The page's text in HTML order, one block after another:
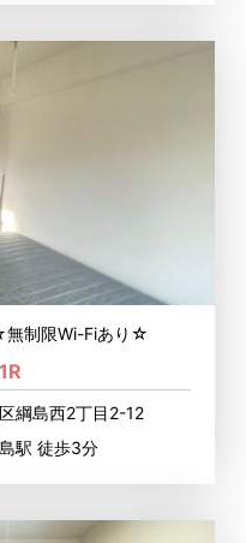
無制限Wi-Fiあり☆
1R
綱島西2丁目2-12
駅 徒歩3分